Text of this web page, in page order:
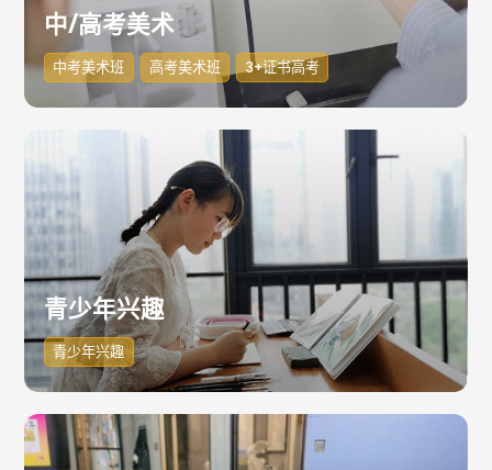
中/高考美术
中考美术班 高考美术班 3+证书高考
青少年兴趣
青少年兴趣